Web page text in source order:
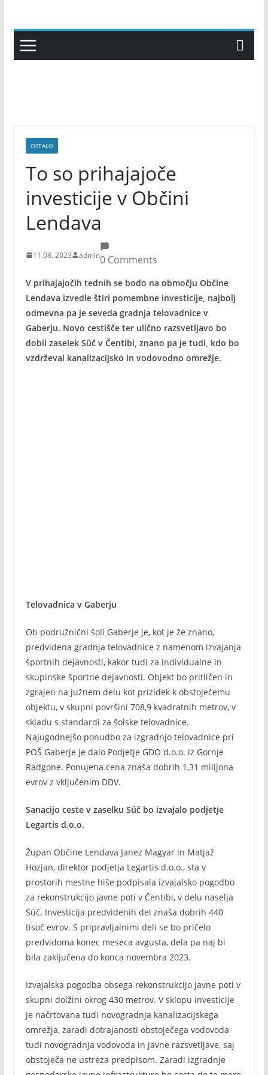
content
OSTALO
To so prihajajoče
investicije v Občini
Lendava
11.08. 2023 admin0 Comments
V prihajajočih tednih se bodo na območju Občine
Lendava izvedle štiri pomembne investicije, najbolj
odmevna pa je seveda gradnja telovadnice v
Gaberju. Novo cestišče ter ulično razsvetljavo bo
dobil zaselek Süč v Čentibi, znano pa je tudi, kdo bo
vzdrževal kanalizacijsko in vodovodno omrežje.
Telovadnica v Gaberju
Ob podružnični šoli Gaberje je, kot je že znano,
predvidena gradnja telovadnice z namenom izvajanja
športnih dejavnosti, kakor tudi za individualne in
skupinske športne dejavnosti. Objekt bo pritličen in
zgrajen na južnem delu kot prizidek k obstoječemu
objektu, v skupni površini 708,9 kvadratnih metrov, v
skladu s standardi za šolske telovadnice.
Najugodnejšo ponudbo za izgradnjo telovadnice pri
POŠ Gaberje je dalo Podjetje GDO d.o.o. iz Gornje
Radgone. Ponujena cena znaša dobrih 1,31 milijona
evrov z vključenim DDV.
Sanacijo ceste v zaselku Süč bo izvajalo podjetje
Legartis d.o.o.
Župan Občine Lendava Janez Magyar in Matjaž
Hozjan, direktor podjetja Legartis d.o.o., sta v
prostorih mestne hiše podpisala izvajalsko pogodbo
za rekonstrukcijo javne poti v Čentibi, v delu naselja
Süč. Investicija predvidenih del znaša dobrih 440
tisoč evrov. S pripravljalnimi deli se bo pričelo
predvidoma konec meseca avgusta, dela pa naj bi
bila zaključena do konca novembra 2023.
Izvajalska pogodba obsega rekonstrukcijo javne poti v
skupni dolžini okrog 430 metrov. V sklopu investicije
je načrtovana tudi novogradnja kanalizacijskega
omrežja, zaradi dotrajanosti obstoječega vodovoda
tudi novogradnja vodovoda in javne razsvetljave, saj
obstoječa ne ustreza predpisom. Zaradi izgradnje